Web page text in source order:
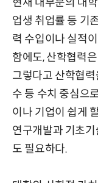
업생 취업률 등 기
력 수입이나 실적
함에도, 산학협력
그렇다고 산학협
수 등 수치 중심으
이나 기업이 쉽게
연구개발과 기초
도 필요하다.